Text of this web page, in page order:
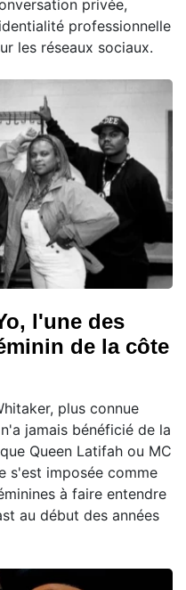
privée,
professionnelle
les réseaux sociaux.
l'une des
de la côte
plus connue
jamais bénéficié de la
Queen Latifah ou MC
s'est imposée comme
à faire entendre
au début des années